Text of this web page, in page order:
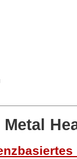
Metal